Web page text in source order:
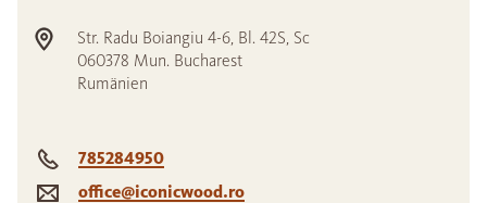
Str. Radu Boiangiu 4-6, Bl. 42S, Sc
060378 Mun. Bucharest
Rumänien
785284950
office@iconicwood.ro